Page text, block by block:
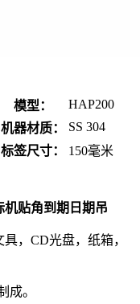
模型：
HAP200
机器材质：
SS 304
标签尺寸：
150毫米
贴角到期日期吊
，CD光盘，纸箱，
成。